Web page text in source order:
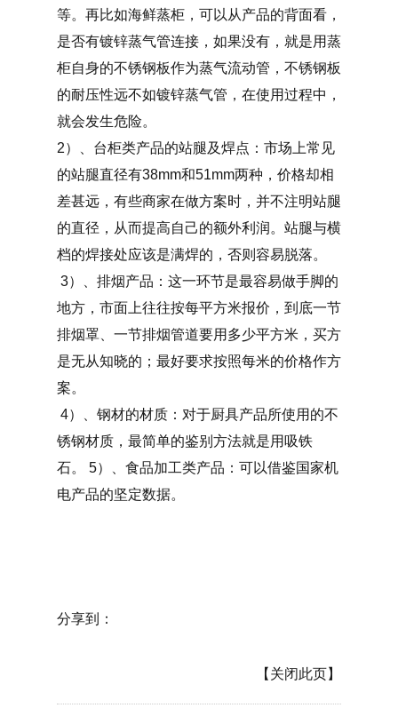
等。再比如海鲜蒸柜，可以从产品的背面看，
是否有镀锌蒸气管连接，如果没有，就是用蒸
柜自身的不锈钢板作为蒸气流动管，不锈钢板
的耐压性远不如镀锌蒸气管，在使用过程中，
就会发生危险。
2）、台柜类产品的站腿及焊点：市场上常见
的站腿直径有38mm和51mm两种，价格却相
差甚远，有些商家在做方案时，并不注明站腿
的直径，从而提高自己的额外利润。站腿与横
档的焊接处应该是满焊的，否则容易脱落。
3）、排烟产品：这一环节是最容易做手脚的
地方，市面上往往按每平方米报价，到底一节
排烟罩、一节排烟管道要用多少平方米，买方
是无从知晓的；最好要求按照每米的价格作方
案。
4）、钢材的材质：对于厨具产品所使用的不
锈钢材质，最简单的鉴别方法就是用吸铁
石。 5）、食品加工类产品：可以借鉴国家机
电产品的坚定数据。
分享到：
【关闭此页】